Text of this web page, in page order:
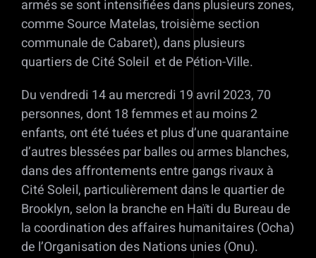
armés se sont intensifiées dans plusieurs zones,
comme Source Matelas, troisième section
communale de Cabaret), dans plusieurs
quartiers de Cité Soleil et de Pétion-Ville.
Du vendredi 14 au mercredi 19 avril 2023, 70
personnes, dont 18 femmes et au moins 2
enfants, ont été tuées et plus d’une quarantaine
d’autres blessées par balles ou armes blanches,
dans des affrontements entre gangs rivaux à
Cité Soleil, particulièrement dans le quartier de
Brooklyn, selon la branche en Haïti du Bureau de
la coordination des affaires humanitaires (Ocha)
de l’Organisation des Nations unies (Onu).